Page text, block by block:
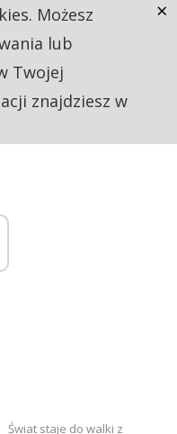
Świat staje do walki z
Możesz
lub
Twojej
znajdziesz w
×